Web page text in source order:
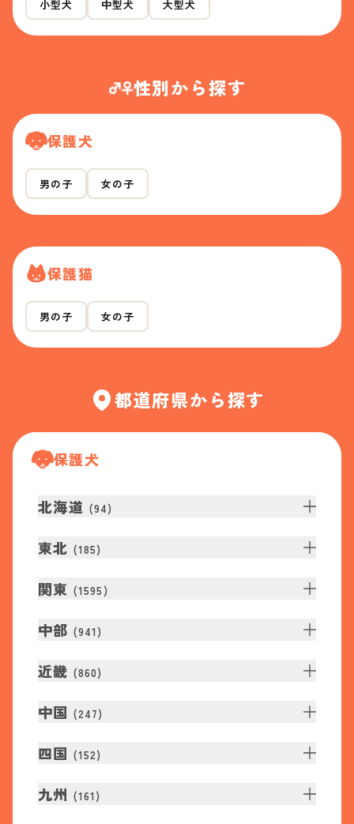
小型犬 中型犬 大型犬
性別から探す
保護犬
男の子 女の子
保護猫
男の子 女の子
都道府県から探す
保護犬
北海道 (94)
東北 (185)
関東 (1595 )
中部 (941 )
近畿 (860)
中国 (247)
四国 (152)
九州 (161 )